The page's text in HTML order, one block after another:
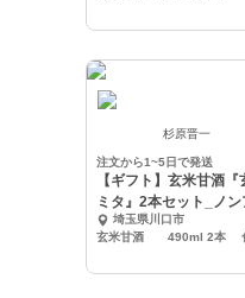
杉原晋一
注文から1~5日で発送
【ギフト】玄米甘酒
ミタ』2本セット_ノ
埼玉県川口市